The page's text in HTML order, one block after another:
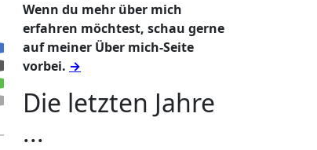
Wenn du mehr über mich
erfahren möchtest, schau gerne
auf meiner Über mich-Seite
vorbei. →
Die letzten Jahre
...